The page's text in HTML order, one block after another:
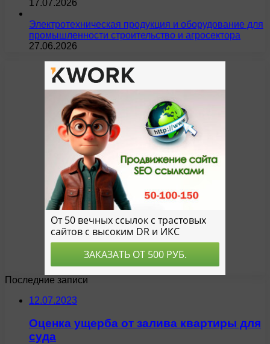
17.07.2026
Электротехническая продукция и оборудование для
промышленности строительство и агросектора
27.06.2026
Последние записи
12.07.2023
Оценка ущерба от залива квартиры для
суда